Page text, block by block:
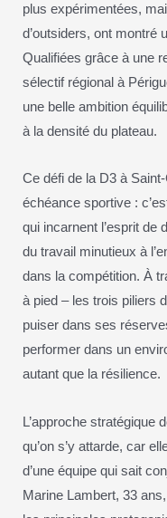
plus expérimentées,
d’outsiders, ont montré
Qualifiées grâce à une
sélectif régional à
une belle ambition
à la densité du plateau.
Ce défi de la D3 à
échéance sportive :
qui incarnent l’esprit de
du travail minutieux à
dans la compétition. À
à pied – les trois piliers
puiser dans ses
performer dans un
autant que la résilience.
L’approche stratégique
qu’on s’y attarde, car
d’une équipe qui sait
Marine Lambert, 33